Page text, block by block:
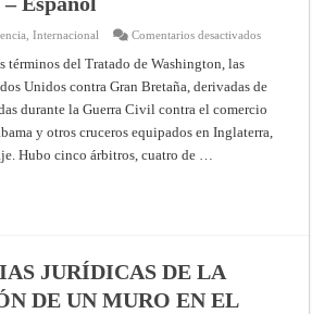
Fallo
,Internacional Comentarios desactivadosen
IN
(1872)
términos del Tratado de Washington, las
Unidos contra Gran Bretaña, derivadas de
durante la Guerra Civil contra el comercio
y otros cruceros equipados en Inglaterra,
Hubo cinco árbitros, cuatro de …
JURÍDICAS DE LA
DE UN MURO EN EL